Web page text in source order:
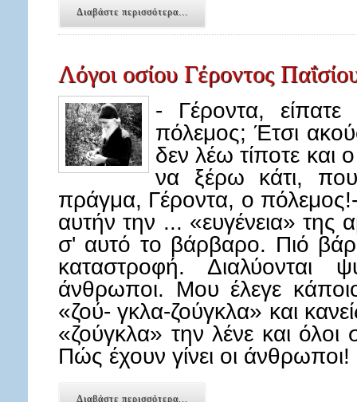
Διαβάστε περισσότερα...
Λόγοι οσίου Γέροντος
- Γέροντα,
πόλεμος; Έτσι
δεν λέω τίποτε και
να ξέρω κάτι,
πράγμα, Γέροντα, ο
αυτήν την ... «ευγένεια» της
σ' αυτό το βάρβαρο. Πιό
καταστροφή. Διαλύονται
άνθρωποι. Μου έλεγε
«ζού- γκλα-ζούγκλα» και
«ζούγκλα» την λένε και όλοι
Πώς έχουν γίνει οι
Διαβάστε περισσότερα...